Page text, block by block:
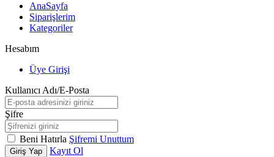
AnaSayfa
Siparişlerim
Kategoriler
Hesabım
Üye Girişi
Kullanıcı Adı/E-Posta
Şifre
Beni Hatırla Şifremi Unuttum
Giriş Yap
Kayıt Ol